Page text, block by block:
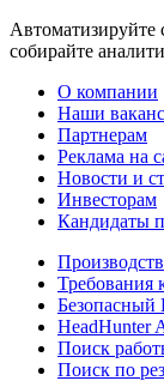
Автоматизируйте
собирайте
О компании
Наши
Партнерам
Реклама на
Новости и
Инвесторам
Кандидаты
Требования
Безопасный
HeadHunter
Поиск
Поиск по